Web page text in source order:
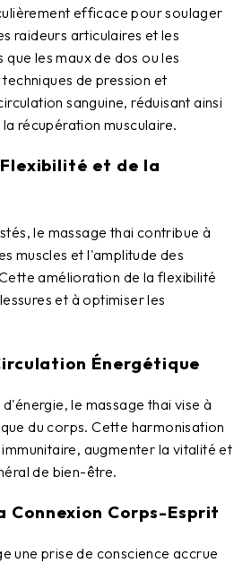
efficace pour soulager
raideurs articulaires et les
les maux de dos ou les
de pression et
sanguine, réduisant ainsi
récupération musculaire.
et de la
le massage thai contribue à
muscles et l'amplitude des
amélioration de la flexibilité
et à optimiser les
Énergétique
le massage thai vise à
du corps. Cette harmonisation
augmenter la vitalité et
de bien-être.
Connexion Corps-Esprit
une prise de conscience accrue